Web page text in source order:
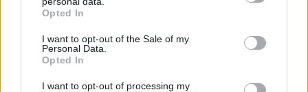
grant or deny consent to Google and its third-party tags to
use your data for below specified purposes in below Google
consent section.
Opted In
I want to opt-out of the Sale of my
Personal Data.
Opted In
I want to opt-out of processing my
Cut The Rope Candy
ΔΕΙΤΕ ΟΛΑ ΤΑ GAMES
Best of Network